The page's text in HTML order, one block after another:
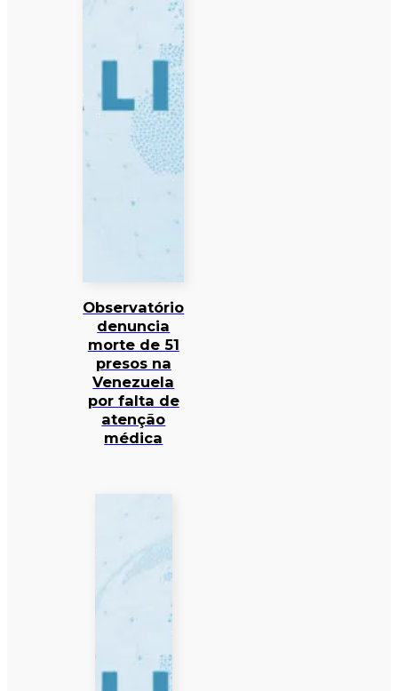
Observatório
denuncia
morte de 51
presos na
Venezuela
por falta de
atenção
médica